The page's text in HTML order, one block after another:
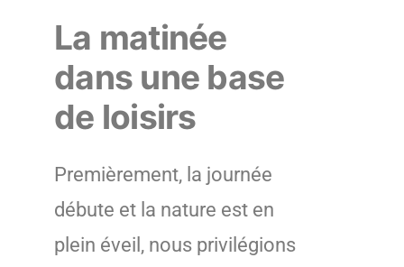
La matinée
dans une base
de loisirs
Premièrement, la journée
débute et la nature est en
plein éveil, nous privilégions